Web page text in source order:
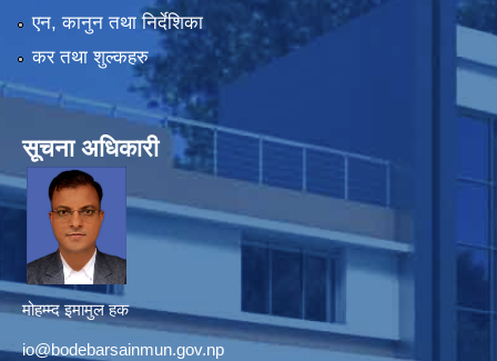
एन, कानुन तथा निर्देशिका
कर तथा शुल्कहरु
सूचना अधिकारी
मोहम्म्द इमामुल हक
io@bodebarsainmun.gov.np